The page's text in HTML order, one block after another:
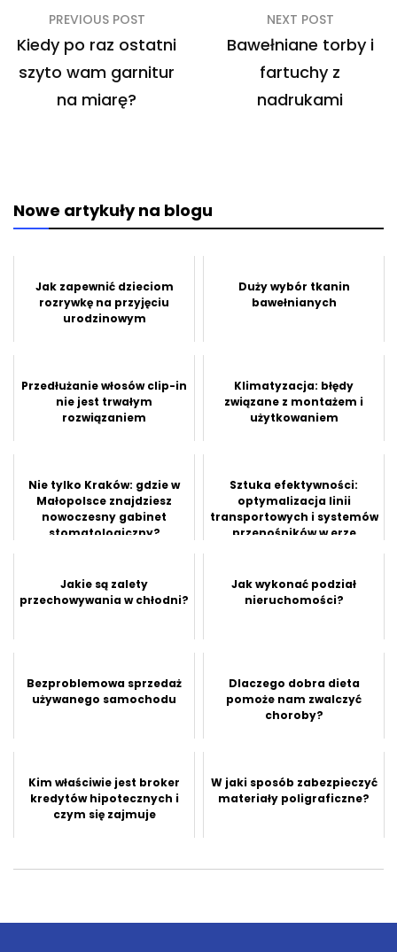
Nawigacja
wpisu
PREVIOUS POST
Kiedy po raz ostatni
szyto wam garnitur
na miarę?
NEXT POST
Bawełniane torby i
fartuchy z
nadrukami
Nowe artykuły na blogu
Jak zapewnić dzieciom
rozrywkę na przyjęciu
urodzinowym
Duży wybór tkanin
bawełnianych
Przedłużanie włosów clip-in
nie jest trwałym
rozwiązaniem
Klimatyzacja: błędy
związane z montażem i
użytkowaniem
Nie tylko Kraków: gdzie w
Małopolsce znajdziesz
nowoczesny gabinet
stomatologiczny?
Sztuka efektywności:
optymalizacja linii
transportowych i systemów
przenośników w erze
Jakie są zalety
przechowywania w chłodni?
Jak wykonać podział
nieruchomości?
Bezproblemowa sprzedaż
używanego samochodu
Dlaczego dobra dieta
pomoże nam zwalczyć
choroby?
Kim właściwie jest broker
kredytów hipotecznych i
czym się zajmuje
W jaki sposób zabezpieczyć
materiały poligraficzne?